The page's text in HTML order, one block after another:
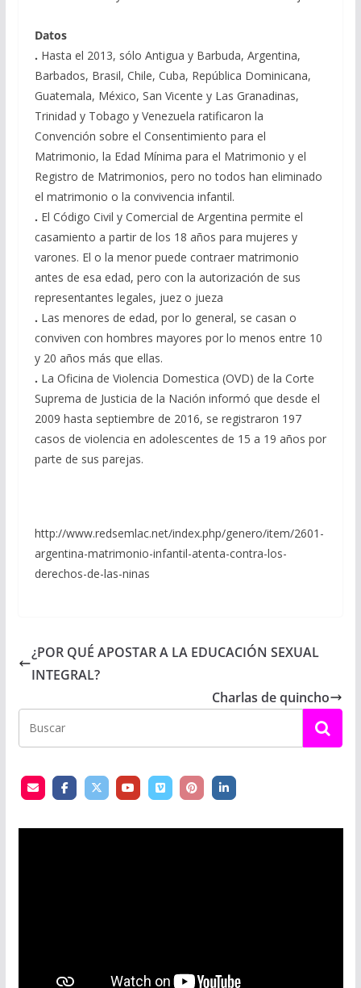
Datos
. Hasta el 2013, sólo Antigua y Barbuda, Argentina,
Barbados, Brasil, Chile, Cuba, República Dominicana,
Guatemala, México, San Vicente y Las Granadinas,
Trinidad y Tobago y Venezuela ratificaron la
Convención sobre el Consentimiento para el
Matrimonio, la Edad Mínima para el Matrimonio y el
Registro de Matrimonios, pero no todos han eliminado
el matrimonio o la convivencia infantil.
. El Código Civil y Comercial de Argentina permite el
casamiento a partir de los 18 años para mujeres y
varones. El o la menor puede contraer matrimonio
antes de esa edad, pero con la autorización de sus
representantes legales, juez o jueza
. Las menores de edad, por lo general, se casan o
conviven con hombres mayores por lo menos entre 10
y 20 años más que ellas.
. La Oficina de Violencia Domestica (OVD) de la Corte
Suprema de Justicia de la Nación informó que desde el
2009 hasta septiembre de 2016, se registraron 197
casos de violencia en adolescentes de 15 a 19 años por
parte de sus parejas.
http://www.redsemlac.net/index.php/genero/item/2601-
argentina-matrimonio-infantil-atenta-contra-los-
derechos-de-las-ninas
¿POR QUÉ APOSTAR A LA EDUCACIÓN SEXUAL
INTEGRAL?
Charlas de quincho